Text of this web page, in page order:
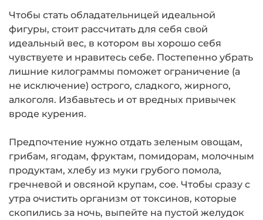
Чтобы стать обладательницей идеальной
фигуры, стоит рассчитать для себя свой
идеальный вес, в котором вы хорошо себя
чувствуете и нравитесь себе. Постепенно убрать
лишние килограммы поможет ограничение (а
не исключение) острого, сладкого, жирного,
алкоголя. Избавьтесь и от вредных привычек
вроде курения.
Предпочтение нужно отдать зеленым овощам,
грибам, ягодам, фруктам, помидорам, молочным
продуктам, хлебу из муки грубого помола,
гречневой и овсяной крупам, сое. Чтобы сразу с
утра очистить организм от токсинов, которые
скопились за ночь, выпейте на пустой желудок